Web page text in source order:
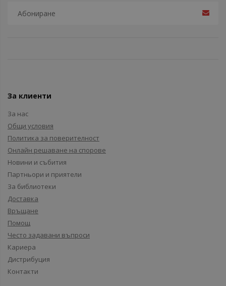
За клиенти
За нас
Общи условия
Политика за поверителност
Онлайн решаване на спорове
Новини и събития
Партньори и приятели
За библиотеки
Доставка
Връщане
Помощ
Често задавани въпроси
Кариера
Дистрибуция
Контакти